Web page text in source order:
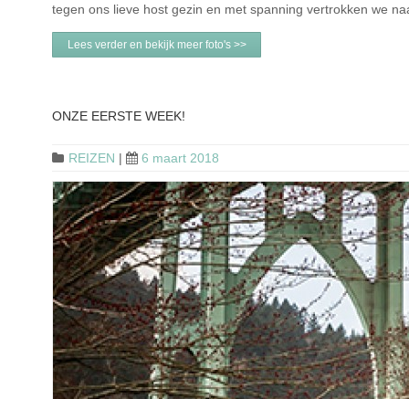
tegen ons lieve host gezin en met spanning vertrokken we
Lees verder en bekijk meer foto's >>
ONZE EERSTE WEEK!
REIZEN | 6 maart 2018